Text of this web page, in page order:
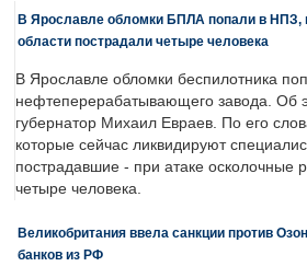
В Ярославле обломки БПЛА попали в НПЗ,
области пострадали четыре человека
В Ярославле обломки беспилотника
нефтеперерабатывающего завода. Об
губернатор Михаил Евраев. По его
которые сейчас ликвидируют
пострадавшие - при атаке осколочные
четыре человека.
Великобритания ввела санкции против
банков из РФ